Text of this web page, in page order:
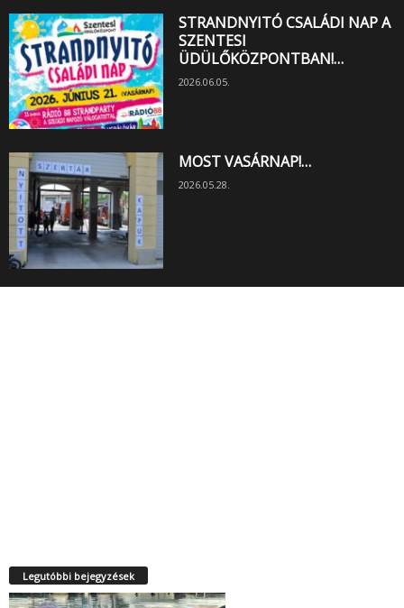
STRANDNYITÓ CSALÁDI NAP A
SZENTESI
ÜDÜLŐKÖZPONTBAN!…
2026.06.05.
MOST VASÁRNAP!…
2026.05.28.
Legutóbbi bejegyzések